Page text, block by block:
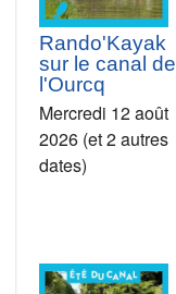
Rando'Kayak
sur le canal de
l'Ourcq
Mercredi 12 août
2026 (et 2 autres
dates)